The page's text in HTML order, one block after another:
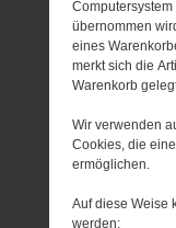
übernommen
eines
merkt sich die
Warenkorb
Wir verwenden
Cookies, die
ermöglichen.
Auf diese Weise
werden: